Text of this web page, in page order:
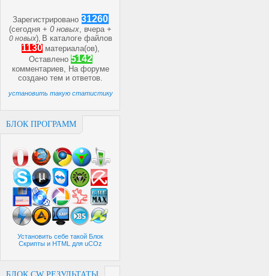
Зарегистрировано 31260
(сегодня +0 новых, вчера +
0 новых) В каталоге файлов
1130 материала(ов),
Оставлено 5142
комментариев, На форуме
созданотем иответов.
установить такую статистику
БЛОК ПРОГРАММ
Установить себе такой Блок
Скрипты и HTML для uCOz